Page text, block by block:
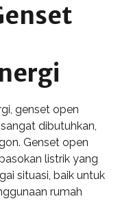
genset open
dibutuhkan,
Genset open
listrik yang
situasi, baik untuk
rumah